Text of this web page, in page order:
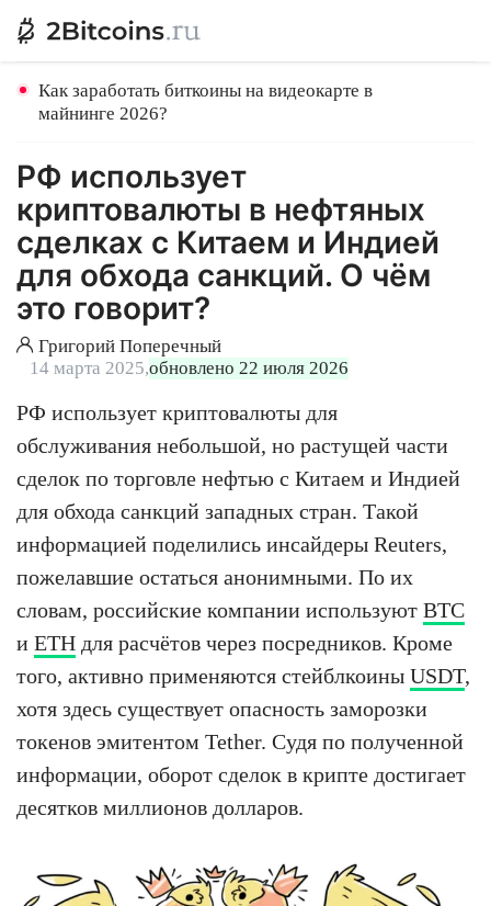
Как заработать биткоины на видеокарте в
майнинге 2026?
РФ использует
криптовалюты в нефтяных
сделках с Китаем и Индией
для обхода санкций. О чём
это говорит?
Григорий Поперечный
14 марта 2025,обновлено 22 июля 2026
РФ использует криптовалюты для
обслуживания небольшой, но растущей части
сделок по торговле нефтью с Китаем и Индией
для обхода санкций западных стран. Такой
информацией поделились инсайдеры Reuters,
пожелавшие остаться анонимными. По их
словам, российские компании используют BTC
и ETH для расчётов через посредников. Кроме
того, активно применяются стейблкоины USDT,
хотя здесь существует опасность заморозки
токенов эмитентом Tether. Судя по полученной
информации, оборот сделок в крипте достигает
десятков миллионов долларов.